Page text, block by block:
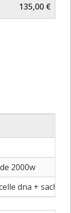
135,00 €
2000w
dna + sachet